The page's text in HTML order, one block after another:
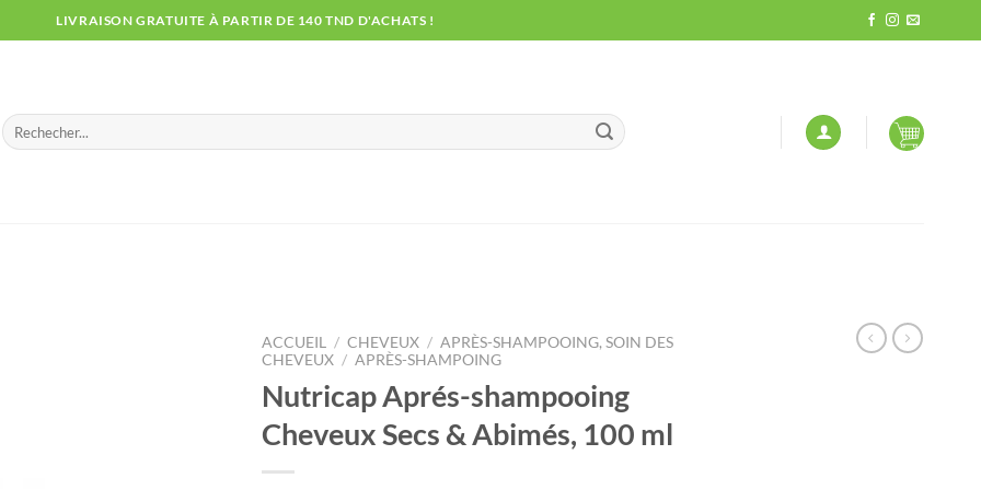
LIVRAISON GRATUITE À PARTIR DE 140 TND D'ACHATS !
Recherche
pour :
ACCUEIL / CHEVEUX / APRÈS-SHAMPOOING, SOIN DES
CHEVEUX / APRÈS-SHAMPOING
Nutricap Aprés-shampooing
Cheveux Secs & Abimés, 100 ml